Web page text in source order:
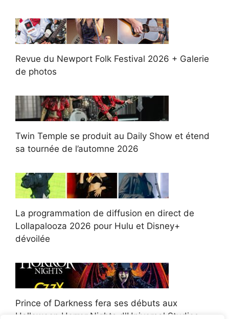
Revue du Newport Folk Festival 2026 + Galerie
de photos
Twin Temple se produit au Daily Show et étend
sa tournée de l’automne 2026
La programmation de diffusion en direct de
Lollapalooza 2026 pour Hulu et Disney+
dévoilée
Prince of Darkness fera ses débuts aux
Halloween Horror Nights d'Universal Studios